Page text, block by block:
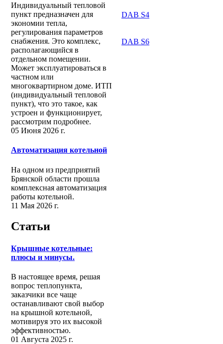
Индивидуальный тепловой
пункт предназначен для
экономии тепла,
регулирования параметров
снабжения. Это комплекс,
располагающийся в
отдельном помещении.
Может эксплуатироваться в
частном или
многоквартирном доме. ИТП
(индивидуальный тепловой
пункт), что это такое, как
устроен и функционирует,
рассмотрим подробнее.
05 Июня 2026 г.
Автоматизация котельной
На одном из предприятий
Брянской области прошла
комплексная автоматизация
работы котельной.
11 Мая 2026 г.
Статьи
Крышные котельные:
плюсы и минусы.
В настоящее время, решая
вопрос теплопункта,
заказчики все чаще
останавливают свой выбор
на крышной котельной,
мотивируя это их высокой
эффективностью.
01 Августа 2025 г.
DAB S4
DAB S6